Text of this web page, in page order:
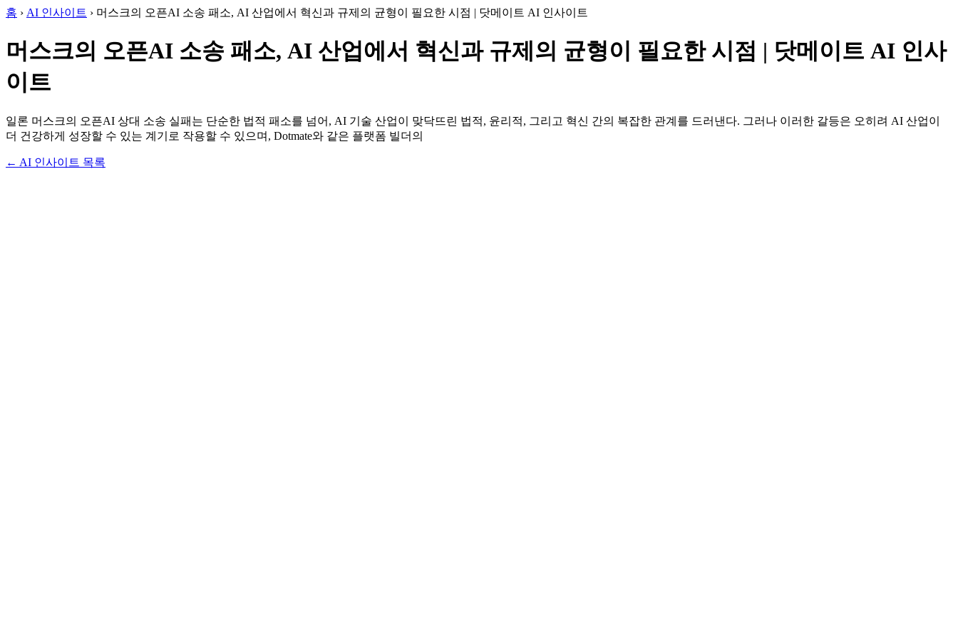
홈 › AI 인사이트 › 머스크의 오픈AI 소송 패소, AI 산업에서 혁신과 규제의 균형이 필요한 시점 | 닷메이트 AI 인사이트
머스크의 오픈AI 소송 패소, AI 산업에서 혁신과 규제의 균형이 필요한 시점 | 닷메이트 AI 인사
이트
일론 머스크의 오픈AI 상대 소송 실패는 단순한 법적 패소를 넘어, AI 기술 산업이 맞닥뜨린 법적, 윤리적, 그리고 혁신 간의 복잡한 관계를 드러낸다. 그러나 이러한 갈등은 오히려 AI 산업이
더 건강하게 성장할 수 있는 계기로 작용할 수 있으며, Dotmate와 같은 플랫폼 빌더의
← AI 인사이트 목록